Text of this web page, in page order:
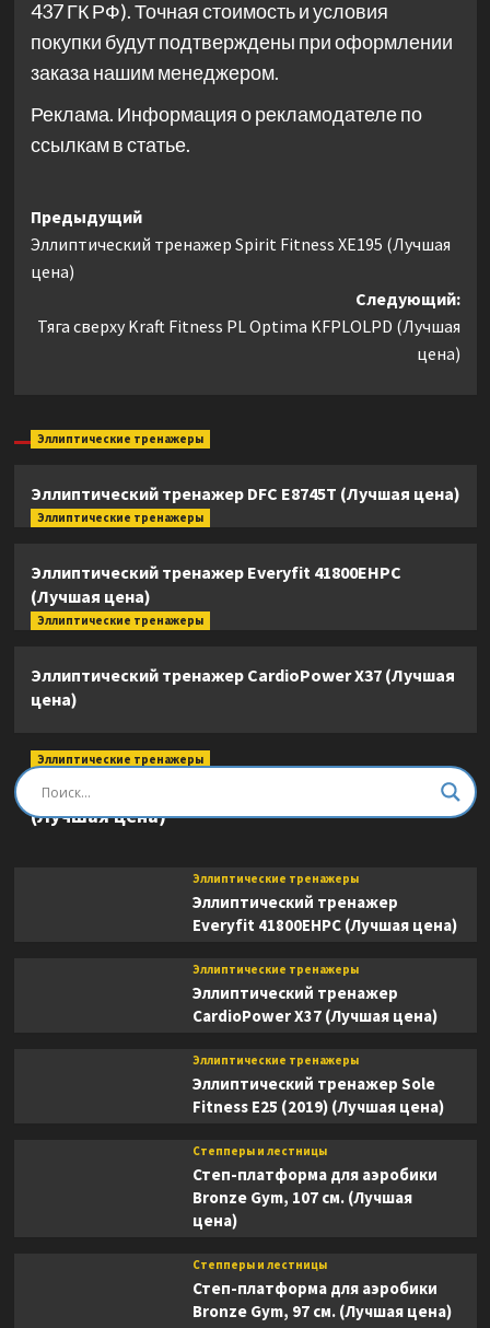
437 ГК РФ). Точная стоимость и условия
покупки будут подтверждены при оформлении
заказа нашим менеджером.
Реклама. Информация о рекламодателе по
ссылкам в статье.
Навигация
записи
Предыдущий
Эллиптический тренажер Spirit Fitness XE195 (Лучшая
цена)
Следующий:
Тяга сверху Kraft Fitness PL Optima KFPLOLPD (Лучшая
цена)
Эллиптические тренажеры
Эллиптический тренажер DFC E8745T (Лучшая цена)
Эллиптические тренажеры
Эллиптический тренажер Everyfit 41800EHPC
(Лучшая цена)
Эллиптические тренажеры
Эллиптический тренажер CardioPower X37 (Лучшая
цена)
Эллиптические тренажеры
Эллиптический тренажер DFC E8745T
(Лучшая цена)
Эллиптические тренажеры
Эллиптический тренажер
Everyfit 41800EHPC (Лучшая цена)
Эллиптические тренажеры
Эллиптический тренажер
CardioPower X37 (Лучшая цена)
Эллиптические тренажеры
Эллиптический тренажер Sole
Fitness E25 (2019) (Лучшая цена)
Степперы и лестницы
Степ-платформа для аэробики
Bronze Gym, 107 см. (Лучшая
цена)
Степперы и лестницы
Степ-платформа для аэробики
Bronze Gym, 97 см. (Лучшая цена)